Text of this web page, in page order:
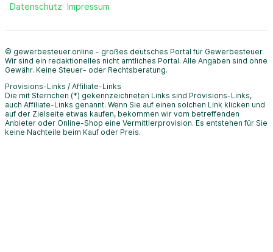
Datenschutz Impressum
© gewerbesteuer.online - großes deutsches Portal für Gewerbesteuer.
Wir sind ein redaktionelles nicht amtliches Portal. Alle Angaben sind ohne
Gewähr. Keine Steuer- oder Rechtsberatung.
Provisions-Links / Affiliate-Links
Die mit Sternchen (*) gekennzeichneten Links sind Provisions-Links,
auch Affiliate-Links genannt. Wenn Sie auf einen solchen Link klicken und
auf der Zielseite etwas kaufen, bekommen wir vom betreffenden
Anbieter oder Online-Shop eine Vermittlerprovision. Es entstehen für Sie
keine Nachteile beim Kauf oder Preis.